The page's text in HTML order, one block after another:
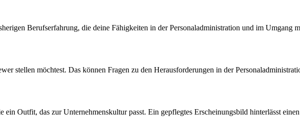
Berufserfahrung, die deine Fähigkeiten in der Personaladministration und im
stellen möchtest. Das können Fragen zu den Herausforderungen in der
Outfit, das zur Unternehmenskultur passt. Ein gepflegtes Erscheinungsbild hinterlässt